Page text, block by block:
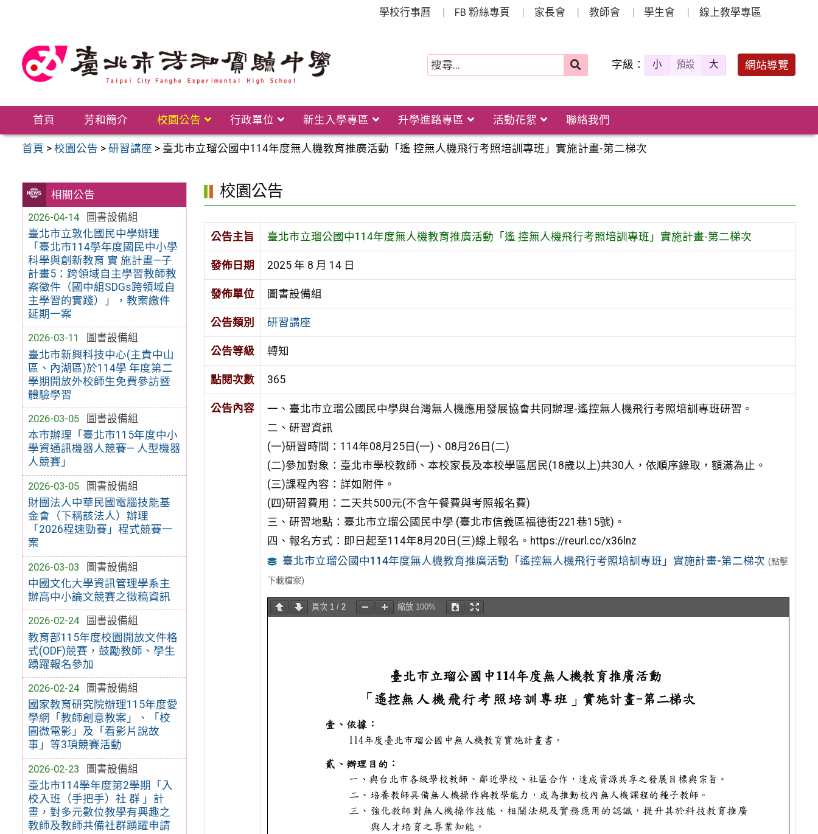
學校行事曆 FB 粉絲專頁 家長會 教師會 學生會 線上教學專區
字級： 小 預設 大 網站導覽
首頁 芳和簡介 校園公告 行政單位 新生入學專區 升學進路專區 活動花絮 聯絡我們
首頁 >校園公告 >研習講座 > 臺北市立瑠公國中114年度無人機教育推廣活動「遙 控無人機飛行考照培訓專班」實施計畫-第二梯次
相關公告
2026-04-14
圖書設備組
臺北市立敦化國民中學辦理
「臺北市114學年度國民中小學
科學與創新教育 實 施計畫—子
計畫5：跨領域自主學習教師教
案徵件（國中組SDGs跨領域自
主學習的實踐）」，教案繳件
延期一案
2026-03-11
圖書設備組
臺北市新興科技中心(主責中山
區、內湖區)於114學 年度第二
學期開放外校師生免費參訪暨
體驗學習
2026-03-05
圖書設備組
本市辦理「臺北市115年度中小
學資通訊機器人競賽— 人型機器
人競賽」
2026-03-05
圖書設備組
財團法人中華民國電腦技能基
金會（下稱該法人）辦理
「2026程速勁賽」程式競賽一
案
2026-03-03
圖書設備組
中國文化大學資訊管理學系主
辦高中小論文競賽之徵稿資訊
2026-02-24
圖書設備組
教育部115年度校園開放文件格
式(ODF)競賽，鼓勵教師、學生
踴躍報名參加
2026-02-24
圖書設備組
國家教育研究院辦理115年度愛
學網「教師創意教案」、「校
園微電影」及「看影片說故
事」等3項競賽活動
2026-02-23
圖書設備組
臺北市114學年度第2學期「入
校入班（手把手）社 群 」計
畫，對多元數位教學有興趣之
教師及教師共備社群踴躍申請
校園公告
公告主旨 臺北市立瑠公國中114年度無人機教育推廣活動「遙 控無人機飛行考照培訓專班」實施計畫-第二梯次
發佈日期 2025 年 8 月 14 日
發佈單位 圖書設備組
公告類別 研習講座
公告等級 轉知
點閱次數 365
公告內容
一、臺北市立瑠公國民中學與台灣無人機應用發展協會共同辦理-遙控無人機飛行考照培訓專班研習。
二、研習資訊
(一)研習時間：114年08月25日(一)、08月26日(二)
(二)參加對象：臺北市學校教師、本校家長及本校學區居民(18歲以上)共30人，依順序錄取，額滿為止。
(三)課程內容：詳如附件。
(四)研習費用：二天共500元(不含午餐費與考照報名費)
三、研習地點：臺北市立瑠公國民中學 (臺北市信義區福德街221巷15號)。
四、報名方式：即日起至114年8月20日(三)線上報名。https://reurl.cc/x36lnz
臺北市立瑠公國中114年度無人機教育推廣活動「遙控無人機飛行考照培訓專班」實施計畫-第二梯次 (點擊
下載檔案)
頁次 1 / 2 縮放 100%